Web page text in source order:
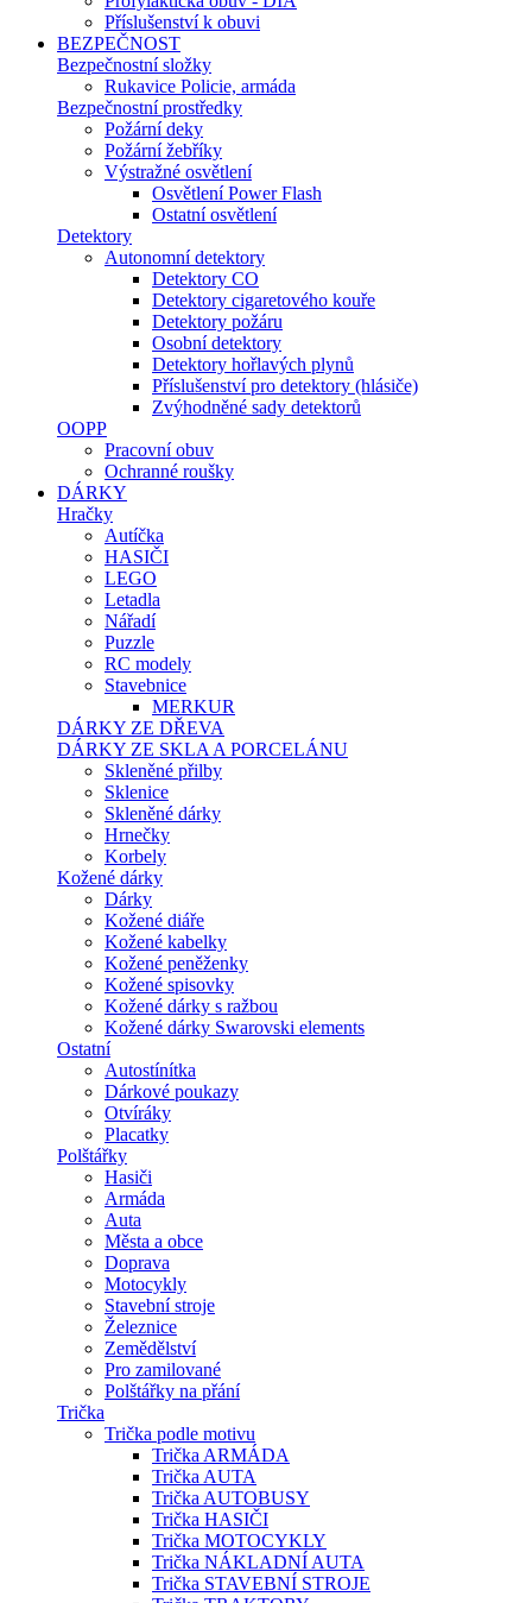
Příslušenství k obuvi
BEZPEČNOST
Bezpečnostní složky
Rukavice Policie, armáda
Bezpečnostní prostředky
Požární deky
Požární žebříky
Výstražné osvětlení
Osvětlení Power Flash
Ostatní osvětlení
Detektory
Autonomní detektory
Detektory CO
Detektory cigaretového kouře
Detektory požáru
Osobní detektory
Detektory hořlavých plynů
Příslušenství pro detektory (hlásiče)
Zvýhodněné sady detektorů
OOPP
Pracovní obuv
Ochranné roušky
DÁRKY
Hračky
Autíčka
HASIČI
LEGO
Letadla
Nářadí
Puzzle
RC modely
Stavebnice
MERKUR
DÁRKY ZE DŘEVA
DÁRKY ZE SKLA A PORCELÁNU
Skleněné přilby
Sklenice
Skleněné dárky
Hrnečky
Korbely
Kožené dárky
Dárky
Kožené diáře
Kožené kabelky
Kožené peněženky
Kožené spisovky
Kožené dárky s ražbou
Kožené dárky Swarovski elements
Ostatní
Autostínítka
Dárkové poukazy
Otvíráky
Placatky
Polštářky
Hasiči
Armáda
Auta
Města a obce
Doprava
Motocykly
Stavební stroje
Železnice
Zemědělství
Pro zamilované
Polštářky na přání
Trička
Trička podle motivu
Trička ARMÁDA
Trička AUTA
Trička AUTOBUSY
Trička HASIČI
Trička MOTOCYKLY
Trička NÁKLADNÍ AUTA
Trička STAVEBNÍ STROJE